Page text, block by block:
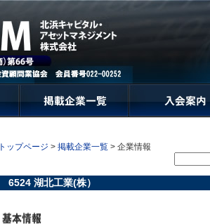
トップページ > 掲載企業一覧 > 企業情報
6524 湖北工業(株）